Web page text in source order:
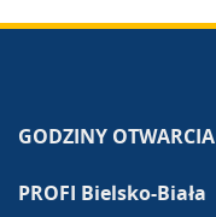
GODZINY OTWARCIA
PROFI Bielsko-Biała